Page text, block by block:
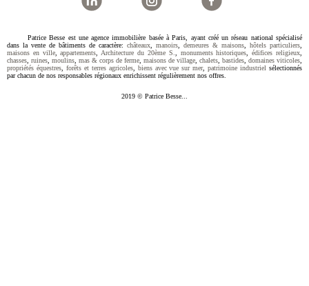
Patrice Besse est une agence immobilière basée à Paris, ayant créé un réseau national spécialisé
dans la vente de bâtiments de caractère: châteaux, manoirs, demeures & maisons, hôtels particuliers,
maisons en ville,appartements,Architecture du 20ème S., monuments historiques,édifices religieux,
chasses, ruines, moulins, mas & corps de ferme, maisons de village, chalets, bastides, domaines viticoles,
propriétés équestres, forêts et terres agricoles, biens avec vue sur mer,patrimoine industriel sélectionnés
par chacun de nos responsables régionaux enrichissent régulièrement nos offres.
2019 © Patrice Besse...